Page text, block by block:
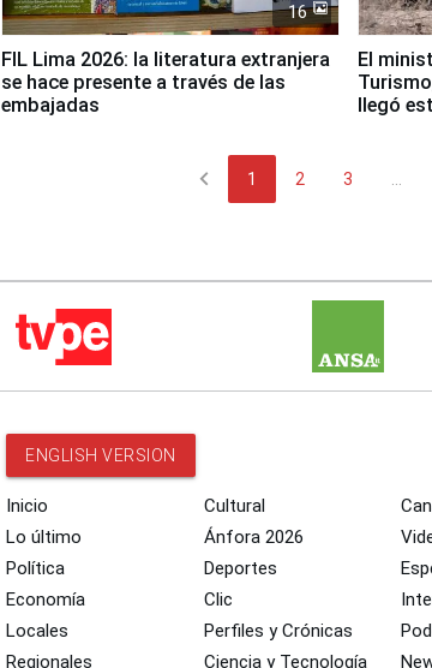
16
FIL Lima 2026: la literatura extranjera
se hace presente a través de las
embajadas
El
llegó
chevron_left 1 2 3 ...
ENGLISH VERSION
Inicio
Lo último
Política
Economía
Locales
Regionales
Cultural
Ánfora 2026
Deportes
Clic
Perfiles y Crónicas
Ciencia y Tecnología